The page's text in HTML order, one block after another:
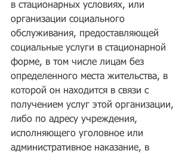
в стационарных условиях, или
организации социального
обслуживания, предоставляющей
социальные услуги в стационарной
форме, в том числе лицам без
определенного места жительства, в
которой он находится в связи с
получением услуг этой организации,
либо по адресу учреждения,
исполняющего уголовное или
административное наказание, в